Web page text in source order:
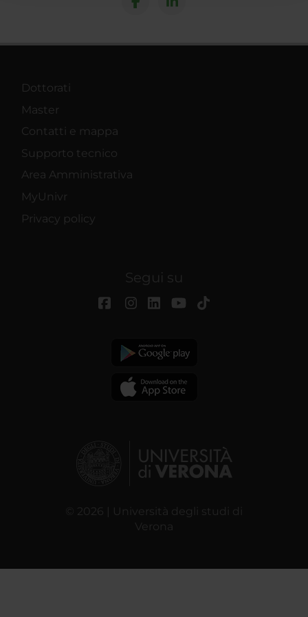
raccolto dal tuo utilizzo dei loro servizi.
Dottorati
Master
Contatti e mappa
Supporto tecnico
Area Amministrativa
MyUnivr
Privacy policy
Segui su
© 2026 | Università degli studi di
Verona